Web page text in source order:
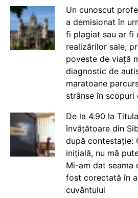
Un cunoscut
a demisionat în
fi plagiat sau ar fi
realizărilor sale,
poveste de viață
diagnostic de
maratoane
strânse în scopuri
De la 4.90 la
învățătoare din
după contestație:
inițială, nu mă
Mi-am dat seama
fost corectată în
cuvântului